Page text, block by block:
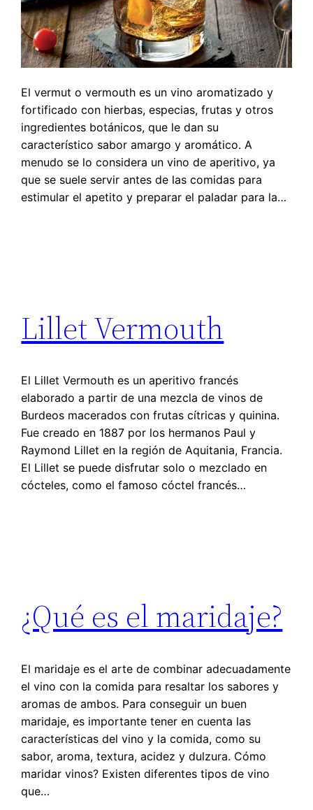
El vermut o vermouth es un vino aromatizado y
fortificado con hierbas, especias, frutas y otros
ingredientes botánicos, que le dan su
característico sabor amargo y aromático. A
menudo se lo considera un vino de aperitivo, ya
que se suele servir antes de las comidas para
estimular el apetito y preparar el paladar para la…
Lillet Vermouth
El Lillet Vermouth es un aperitivo francés
elaborado a partir de una mezcla de vinos de
Burdeos macerados con frutas cítricas y quinina.
Fue creado en 1887 por los hermanos Paul y
Raymond Lillet en la región de Aquitania, Francia.
El Lillet se puede disfrutar solo o mezclado en
cócteles, como el famoso cóctel francés…
¿Qué es el maridaje?
El maridaje es el arte de combinar adecuadamente
el vino con la comida para resaltar los sabores y
aromas de ambos. Para conseguir un buen
maridaje, es importante tener en cuenta las
características del vino y la comida, como su
sabor, aroma, textura, acidez y dulzura. Cómo
maridar vinos? Existen diferentes tipos de vino
que…